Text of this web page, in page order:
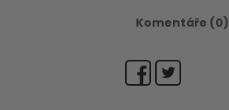
Komentáře (0)